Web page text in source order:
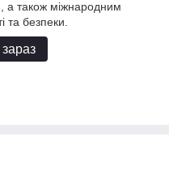
а також міжнародним
та безпеки.